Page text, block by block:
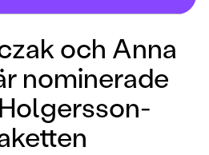
och Anna
nominerade